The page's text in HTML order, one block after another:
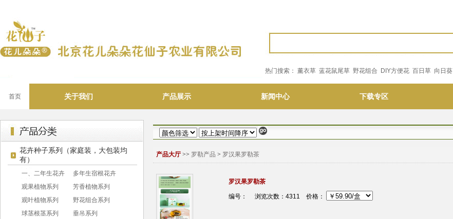
热门搜索： 薰衣草 蓝花鼠尾草 野花组合 DIY方便花 百日草 向日葵
首页 关于我们 产品展示 新闻中心 下载专区
花卉种子系列（家庭装，大包装均
有）
一、二年生花卉
多年生宿根花卉
观果植物系列
芳香植物系列
观叶植物系列
野花组合系列
球茎根茎系列
垂吊系列
产品大厅 >> 罗勒产品 > 罗汉果罗勒茶
罗汉果罗勒茶
编号： 浏览次数：4311 价格：